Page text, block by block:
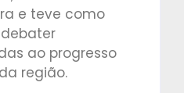
e teve como
ao progresso
região.